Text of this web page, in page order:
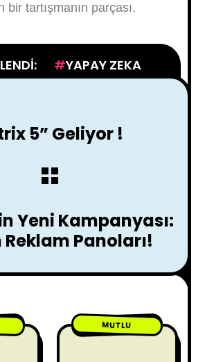
bir tartışmanın parçası.
YAPAY ZEKA
5” Geliyor !
Yeni Kampanyası:
Panoları!
MUTLU